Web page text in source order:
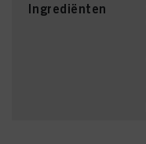
Ingrediënten